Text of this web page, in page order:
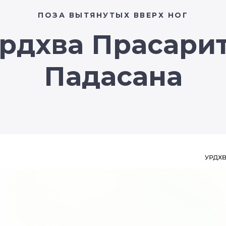
ПОЗА ВЫТЯНУТЫХ ВВЕРХ НОГ
Падасана